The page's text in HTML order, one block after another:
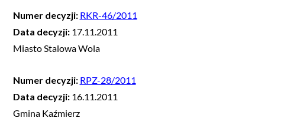
Numer decyzji: RKR-46/2011
Data decyzji: 17.11.2011
Miasto Stalowa Wola
Numer decyzji: RPZ-28/2011
Data decyzji: 16.11.2011
Gmina Kaźmierz